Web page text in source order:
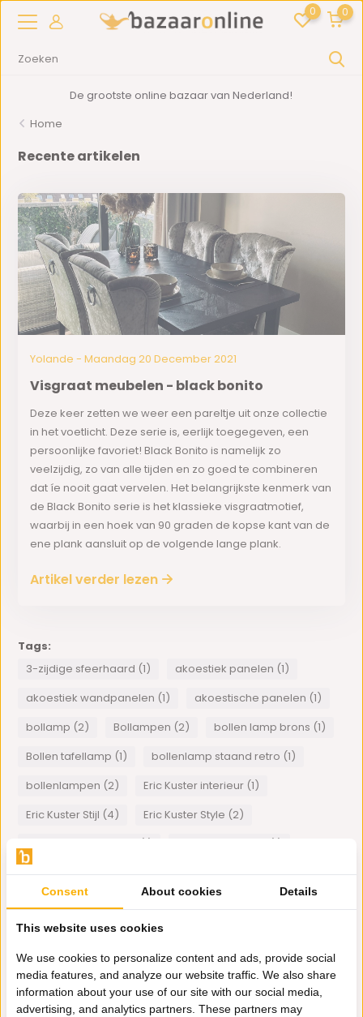
0 0
De grootste online bazaar van Nederland!
Home
Recente artikelen
Yolande - Maandag 20 December 2021
Visgraat meubelen - black bonito
Deze keer zetten we weer een pareltje uit onze collectie
in het voetlicht. Deze serie is, eerlijk toegegeven, een
persoonlijke favoriet! Black Bonito is namelijk zo
veelzijdig, zo van alle tijden en zo goed te combineren
dat íe nooit gaat vervelen. Het belangrijkste kenmerk van
de Black Bonito serie is het klassieke visgraatmotief,
waarbij in een hoek van 90 graden de kopse kant van de
ene plank aansluit op de volgende lange plank.
Artikel verder lezen
Tags:
3-zijdige sfeerhaard (1)
akoestiek panelen (1)
akoestiek wandpanelen (1)
akoestische panelen (1)
bollamp (2)
Bollampen (2)
bollen lamp brons (1)
Bollen tafellamp (1)
bollenlamp staand retro (1)
bollenlampen (2)
Eric Kuster interieur (1)
Eric Kuster Stijl (4)
Eric Kuster Style (2)
Inrichten Restaurants (1)
Japandi interieur (1)
lamp met bollen (2)
metropolitan luxury meubels (1)
Orchidee in schelpenvaas (1)
spiegellijsten (1)
Tajine (1)
Tips Eric Kuster Stijl (1)
visgraat meubels (1)
Wanddecoratie (1)
Consent About cookies Details
This website uses cookies
We use cookies to personalize content and ads, provide social
media features, and analyze our website traffic. We also share
information about your use of our site with our social media,
advertising, and analytics partners. These partners may